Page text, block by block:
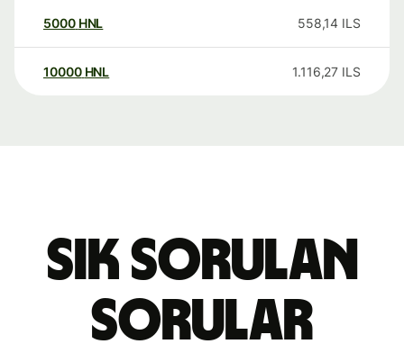
5000 HNL 558,14 ILS
10000 HNL 1.116,27 ILS
Sık sorulan
sorular